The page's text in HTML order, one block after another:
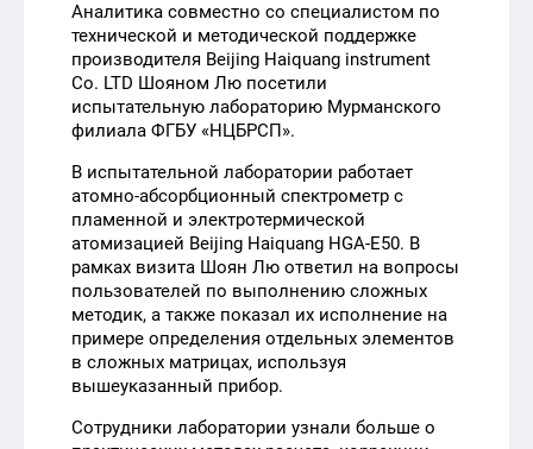
Аналитика совместно со специалистом по
технической и методической поддержке
производителя Beijing Haiquang instrument
Co. LTD Шояном Лю посетили
испытательную лабораторию Мурманского
филиала ФГБУ «НЦБРСП».
В испытательной лаборатории работает
атомно-абсорбционный спектрометр с
пламенной и электротермической
атомизацией Beijing Haiquang HGA-E50. В
рамках визита Шоян Лю ответил на вопросы
пользователей по выполнению сложных
методик, а также показал их исполнение на
примере определения отдельных элементов
в сложных матрицах, используя
вышеуказанный прибор.
Сотрудники лаборатории узнали больше о